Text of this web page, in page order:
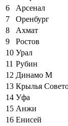
6
Арсенал
7
Оренбург
8
Ахмат
9
Ростов
10 Урал
11 Рубин
12 Динамо М
13 Крылья
14 Уфа
15 Анжи
16 Енисей